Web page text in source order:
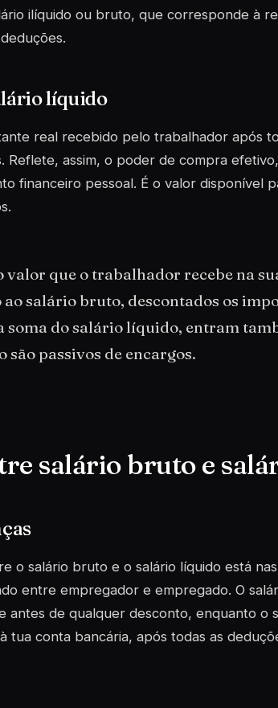
ilíquido ou bruto, que corresponde à
líquido
real recebido pelo trabalhador após
Reflete, assim, o poder de compra
financeiro pessoal. É o valor disponível
valor que o trabalhador recebe na
salário bruto, descontados os
soma do salário líquido, entram
são passivos de encargos.
salário bruto e
o salário bruto e o salário líquido está
entre empregador e empregado. O
antes de qualquer desconto, enquanto o
tua conta bancária, após todas as